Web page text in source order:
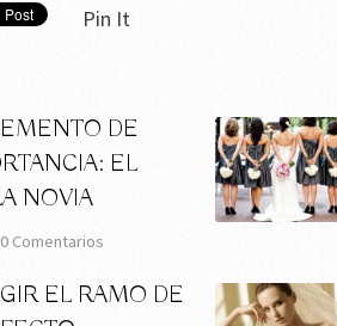
Pin It
DE
EL
NOVIA
0 Comentarios
EL RAMO DE